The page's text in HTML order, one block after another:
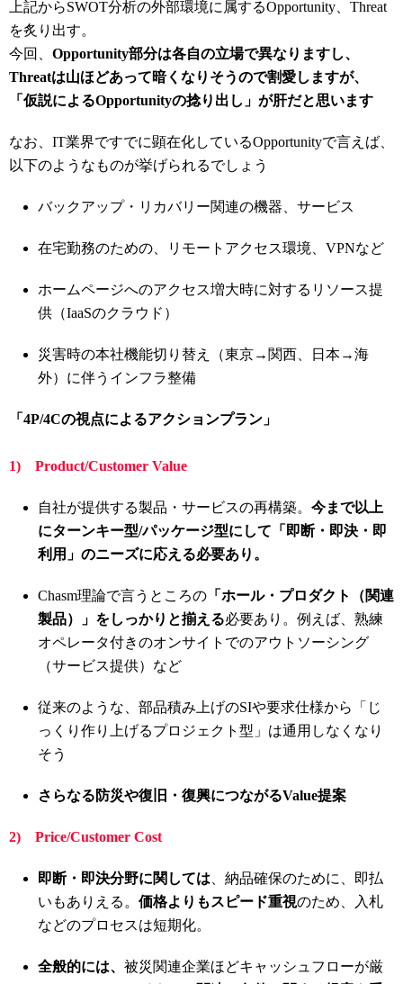
上記からSWOT分析の外部環境に属するOpportunity、Threat
を炙り出す。
今回、 Opportunity部分は各自の立場で異なりますし、
Threatは山ほどあって暗くなりそうので割愛しますが、
「仮説によるOpportunityの捻り出し」が肝だと思います
なお、IT業界ですでに顕在化しているOpportunityで言えば、
以下のようなものが挙げられるでしょう
バックアップ・リカバリー関連の機器、サービス
在宅勤務のための、リモートアクセス環境、VPNなど
ホームページへのアクセス増大時に対するリソース提
供（IaaSのクラウド）
災害時の本社機能切り替え（東京→関西、日本→海
外）に伴うインフラ整備
「4P/4Cの視点によるアクションプラン」
1) Product/Customer Value
自社が提供する製品・サービスの再構築。 今まで以上
にターンキー型/パッケージ型にして「即断・即決・即
利用」のニーズに応える必要あり。
Chasm理論で言うところの 「ホール・プロダクト（関連
製品）」をしっかりと揃える必要あり。例えば、熟練
オペレータ付きのオンサイトでのアウトソーシング
（サービス提供）など
従来のような、部品積み上げのSIや要求仕様から「じ
っくり作り上げるプロジェクト型」は通用しなくなり
そう
さらなる防災や復旧・復興につながるValue提案
2) Price/Customer Cost
即断・即決分野に関しては 、納品確保のために、即払
いもありえる。 価格よりもスピード重視のため、入札
などのプロセスは短期化。
全般的には、 被災関連企業ほどキャッシュフローが厳